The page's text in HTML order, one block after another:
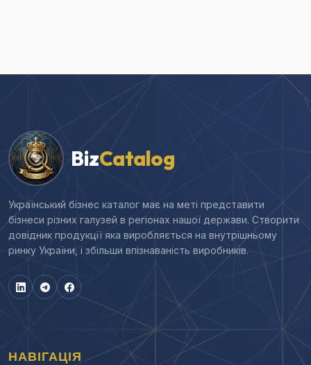
BizCatalog
Український бізнес каталог має на меті представити
бізнеси різних галузей в регіонах нашої держави. Створити
довідник продукції яка виробляється на внутрішньому
ринку України, і збільши впізнаваність виробників.
НАВІГАЦІЯ